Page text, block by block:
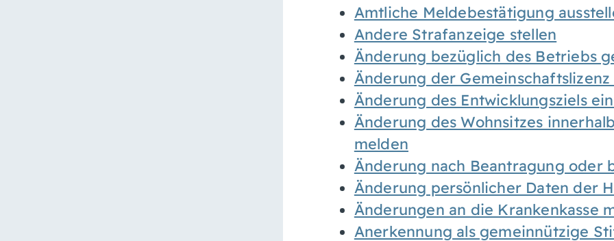
Amtliche Meldebestätigung
Andere Strafanzeige stellen
Änderung bezüglich des Betriebs
Änderung der
Änderung des Entwicklungsziels
Änderung des Wohnsitzes
melden
Änderung nach Beantragung oder
Änderung persönlicher Daten der
Änderungen an die Krankenkasse
Anerkennung als gemeinnützige